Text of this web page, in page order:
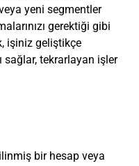
yeni segmentler
gerektiği gibi
işiniz geliştikçe
sağlar, tekrarlayan işler
bir hesap veya